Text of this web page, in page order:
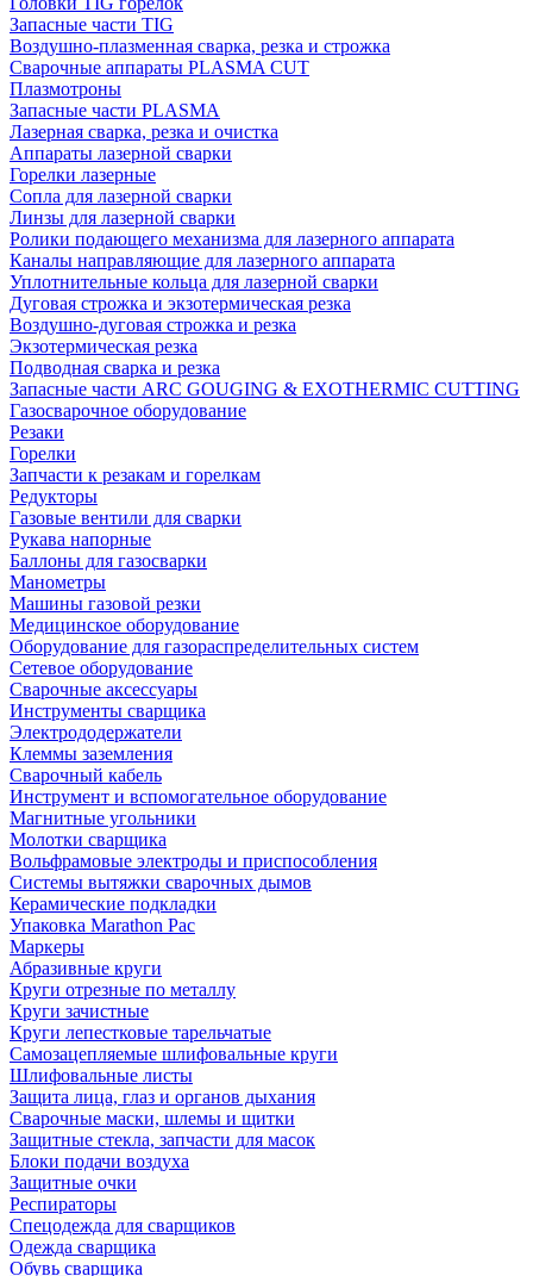
Запасные части TIG
Воздушно-плазменная сварка, резка и строжка
Сварочные аппараты PLASMA CUT
Плазмотроны
Запасные части PLASMA
Лазерная сварка, резка и очистка
Аппараты лазерной сварки
Горелки лазерные
Сопла для лазерной сварки
Линзы для лазерной сварки
Ролики подающего механизма для лазерного аппарата
Каналы направляющие для лазерного аппарата
Уплотнительные кольца для лазерной сварки
Дуговая строжка и экзотермическая резка
Воздушно-дуговая строжка и резка
Экзотермическая резка
Подводная сварка и резка
Запасные части ARC GOUGING & EXOTHERMIC CUTTING
Газосварочное оборудование
Резаки
Горелки
Запчасти к резакам и горелкам
Редукторы
Газовые вентили для сварки
Рукава напорные
Баллоны для газосварки
Манометры
Машины газовой резки
Медицинское оборудование
Оборудование для газораспределительных систем
Сетевое оборудование
Сварочные аксессуары
Инструменты сварщика
Электрододержатели
Клеммы заземления
Сварочный кабель
Инструмент и вспомогательное оборудование
Магнитные угольники
Молотки сварщика
Вольфрамовые электроды и приспособления
Системы вытяжки сварочных дымов
Керамические подкладки
Упаковка Marathon Pac
Маркеры
Абразивные круги
Круги отрезные по металлу
Круги зачистные
Круги лепестковые тарельчатые
Самозацепляемые шлифовальные круги
Шлифовальные листы
Защита лица, глаз и органов дыхания
Сварочные маски, шлемы и щитки
Защитные стекла, запчасти для масок
Блоки подачи воздуха
Защитные очки
Респираторы
Спецодежда для сварщиков
Одежда сварщика
Обувь сварщика